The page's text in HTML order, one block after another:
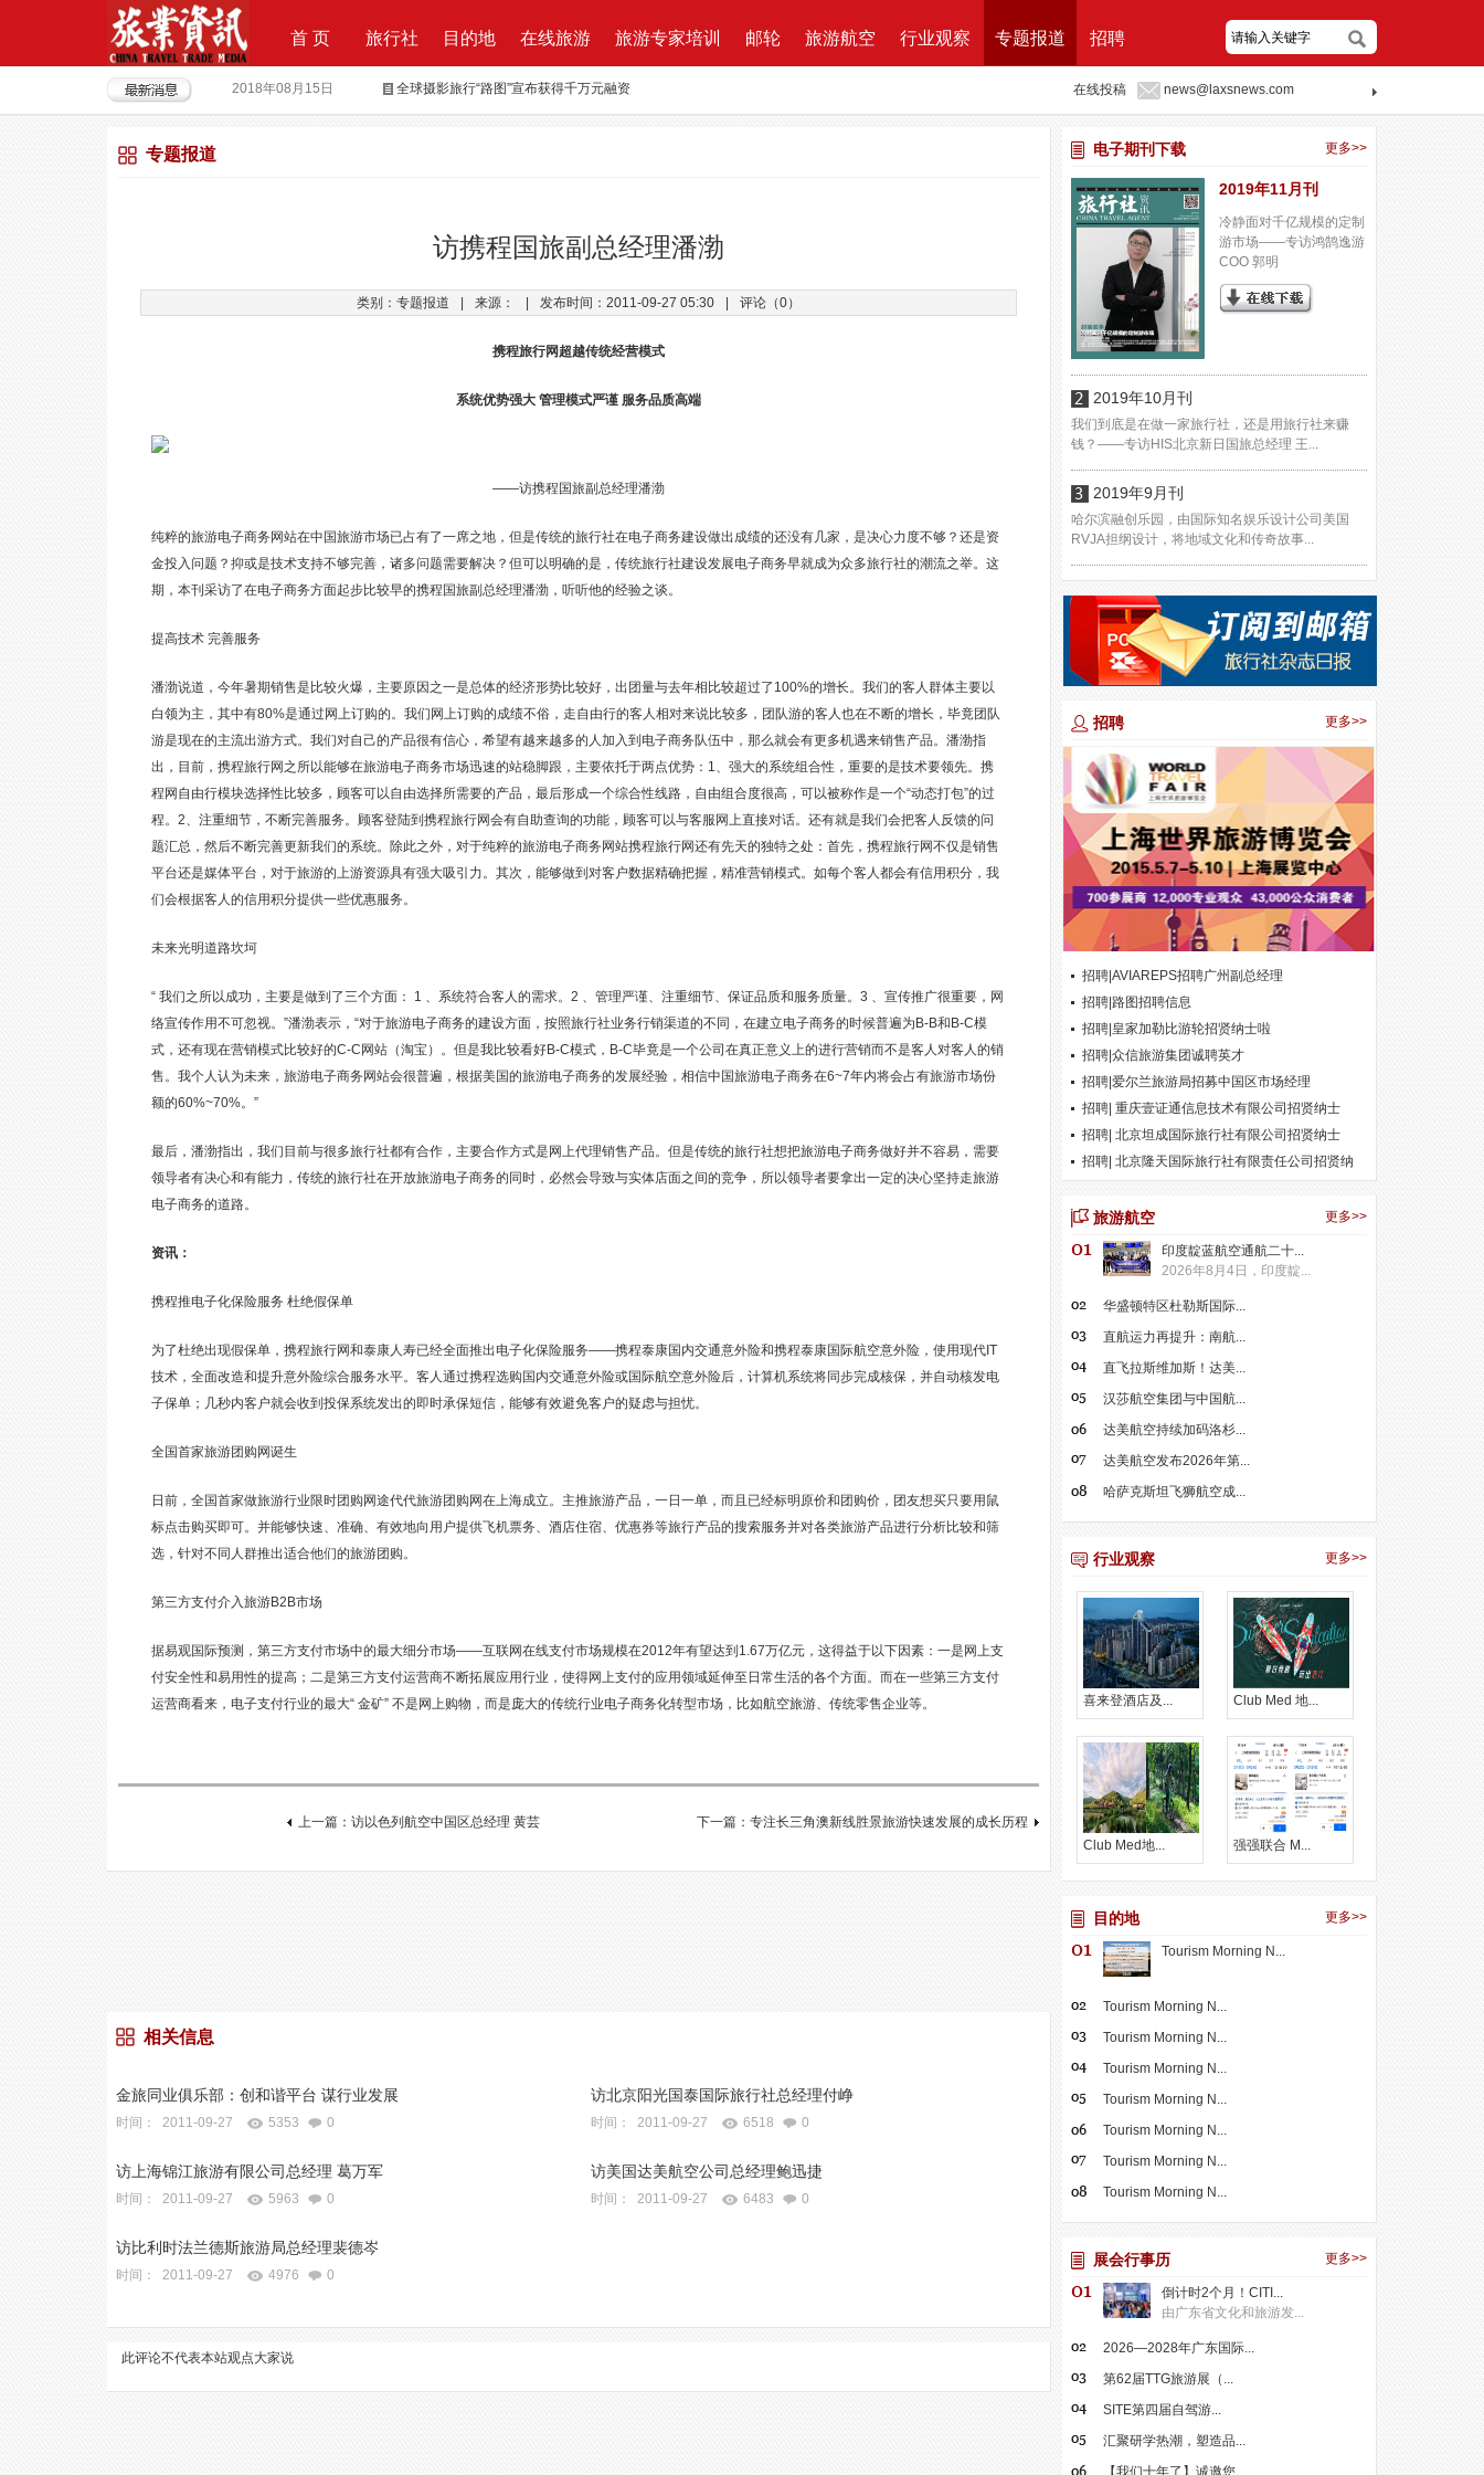
首 页 旅行社 目的地 在线旅游 旅游专家培训 邮轮 旅游航空 行业观察 专题报道 招聘
2018年08月15日 全球摄影旅行“路图”宣布获得千万元融资
Produktvermarktung Leistungsbeschreibung 招标说明
上上签获6000万B轮融资，千万产业基金助力旅游同业
在线投稿 news@laxsnews.com
专题报道
访携程国旅副总经理潘渤
类别：专题报道 来源： 发布时间：2011-09-27 05:30 评论（0）
携程旅行网超越传统经营模式
系统优势强大 管理模式严谨 服务品质高端
——访携程国旅副总经理潘渤
纯粹的旅游电子商务网站在中国旅游市场已占有了一席之地，但是传统的旅行社在电子商务建设做出成绩的还没有几家，是决心力度不够？还是资
金投入问题？抑或是技术支持不够完善，诸多问题需要解决？但可以明确的是，传统旅行社建设发展电子商务早就成为众多旅行社的潮流之举。这
期，本刊采访了在电子商务方面起步比较早的携程国旅副总经理潘渤，听听他的经验之谈。
提高技术 完善服务
潘渤说道，今年暑期销售是比较火爆，主要原因之一是总体的经济形势比较好，出团量与去年相比较超过了100%的增长。我们的客人群体主要以
白领为主，其中有80%是通过网上订购的。我们网上订购的成绩不俗，走自由行的客人相对来说比较多，团队游的客人也在不断的增长，毕竟团队
游是现在的主流出游方式。我们对自己的产品很有信心，希望有越来越多的人加入到电子商务队伍中，那么就会有更多机遇来销售产品。潘渤指
出，目前，携程旅行网之所以能够在旅游电子商务市场迅速的站稳脚跟，主要依托于两点优势：1、强大的系统组合性，重要的是技术要领先。携
程网自由行模块选择性比较多，顾客可以自由选择所需要的产品，最后形成一个综合性线路，自由组合度很高，可以被称作是一个“动态打包”的过
程。2、注重细节，不断完善服务。顾客登陆到携程旅行网会有自助查询的功能，顾客可以与客服网上直接对话。还有就是我们会把客人反馈的问
题汇总，然后不断完善更新我们的系统。除此之外，对于纯粹的旅游电子商务网站携程旅行网还有先天的独特之处：首先，携程旅行网不仅是销售
平台还是媒体平台，对于旅游的上游资源具有强大吸引力。其次，能够做到对客户数据精确把握，精准营销模式。如每个客人都会有信用积分，我
们会根据客人的信用积分提供一些优惠服务。
未来光明道路坎坷
“ 我们之所以成功，主要是做到了三个方面： 1 、系统符合客人的需求。2 、管理严谨、注重细节、保证品质和服务质量。3 、宣传推广很重要，网
络宣传作用不可忽视。”潘渤表示，“对于旅游电子商务的建设方面，按照旅行社业务行销渠道的不同，在建立电子商务的时候普遍为B-B和B-C模
式，还有现在营销模式比较好的C-C网站（淘宝）。但是我比较看好B-C模式，B-C毕竟是一个公司在真正意义上的进行营销而不是客人对客人的销
售。我个人认为未来，旅游电子商务网站会很普遍，根据美国的旅游电子商务的发展经验，相信中国旅游电子商务在6~7年内将会占有旅游市场份
额的60%~70%。”
最后，潘渤指出，我们目前与很多旅行社都有合作，主要合作方式是网上代理销售产品。但是传统的旅行社想把旅游电子商务做好并不容易，需要
领导者有决心和有能力，传统的旅行社在开放旅游电子商务的同时，必然会导致与实体店面之间的竞争，所以领导者要拿出一定的决心坚持走旅游
电子商务的道路。
资讯：
携程推电子化保险服务 杜绝假保单
为了杜绝出现假保单，携程旅行网和泰康人寿已经全面推出电子化保险服务——携程泰康国内交通意外险和携程泰康国际航空意外险，使用现代IT
技术，全面改造和提升意外险综合服务水平。客人通过携程选购国内交通意外险或国际航空意外险后，计算机系统将同步完成核保，并自动核发电
子保单；几秒内客户就会收到投保系统发出的即时承保短信，能够有效避免客户的疑虑与担忧。
全国首家旅游团购网诞生
日前，全国首家做旅游行业限时团购网途代代旅游团购网在上海成立。主推旅游产品，一日一单，而且已经标明原价和团购价，团友想买只要用鼠
标点击购买即可。并能够快速、准确、有效地向用户提供飞机票务、酒店住宿、优惠券等旅行产品的搜索服务并对各类旅游产品进行分析比较和筛
选，针对不同人群推出适合他们的旅游团购。
第三方支付介入旅游B2B市场
据易观国际预测，第三方支付市场中的最大细分市场——互联网在线支付市场规模在2012年有望达到1.67万亿元，这得益于以下因素：一是网上支
付安全性和易用性的提高；二是第三方支付运营商不断拓展应用行业，使得网上支付的应用领域延伸至日常生活的各个方面。而在一些第三方支付
运营商看来，电子支付行业的最大“ 金矿” 不是网上购物，而是庞大的传统行业电子商务化转型市场，比如航空旅游、传统零售企业等。
上一篇：访以色列航空中国区总经理 黄芸 下一篇：专注长三角澳新线胜景旅游快速发展的成长历程
相关信息
金旅同业俱乐部：创和谐平台 谋行业发展
时间： 2011-09-27 5353 0
访北京阳光国泰国际旅行社总经理付峥
时间： 2011-09-27 6518 0
访上海锦江旅游有限公司总经理 葛万军
时间： 2011-09-27 5963 0
访美国达美航空公司总经理鲍迅捷
时间： 2011-09-27 6483 0
访比利时法兰德斯旅游局总经理裴德岑
时间： 2011-09-27 4976 0
此评论不代表本站观点大家说
更多>>
电子期刊下载
2019年11月刊
冷静面对千亿规模的定制
游市场——专访鸿鹄逸游
COO 郭明
2019年10月刊
我们到底是在做一家旅行社，还是用旅行社来赚
钱？——专访HIS北京新日国旅总经理 王...
2019年9月刊
哈尔滨融创乐园，由国际知名娱乐设计公司美国
RVJA担纲设计，将地域文化和传奇故事...
更多>>
招聘
招聘|AVIAREPS招聘广州副总经理
招聘|路图招聘信息
招聘|皇家加勒比游轮招贤纳士啦
招聘|众信旅游集团诚聘英才
招聘|爱尔兰旅游局招募中国区市场经理
招聘| 重庆壹证通信息技术有限公司招贤纳士
招聘| 北京坦成国际旅行社有限公司招贤纳士
招聘| 北京隆天国际旅行社有限责任公司招贤纳
更多>>
旅游航空
印度靛蓝航空通航二十...
2026年8月4日，印度靛...
华盛顿特区杜勒斯国际...
直航运力再提升：南航...
直飞拉斯维加斯！达美...
汉莎航空集团与中国航...
达美航空持续加码洛杉...
达美航空发布2026年第...
哈萨克斯坦飞狮航空成...
更多>>
行业观察
喜来登酒店及... Club Med 地...
Club Med地... 强强联合 M...
更多>>
目的地
Tourism Morning N...
Tourism Morning N...
Tourism Morning N...
Tourism Morning N...
Tourism Morning N...
Tourism Morning N...
Tourism Morning N...
Tourism Morning N...
更多>>
展会行事历
倒计时2个月！CITI...
由广东省文化和旅游发...
2026—2028年广东国际...
第62届TTG旅游展（...
SITE第四届自驾游...
汇聚研学热潮，塑造品...
【我们十年了】诚邀您...